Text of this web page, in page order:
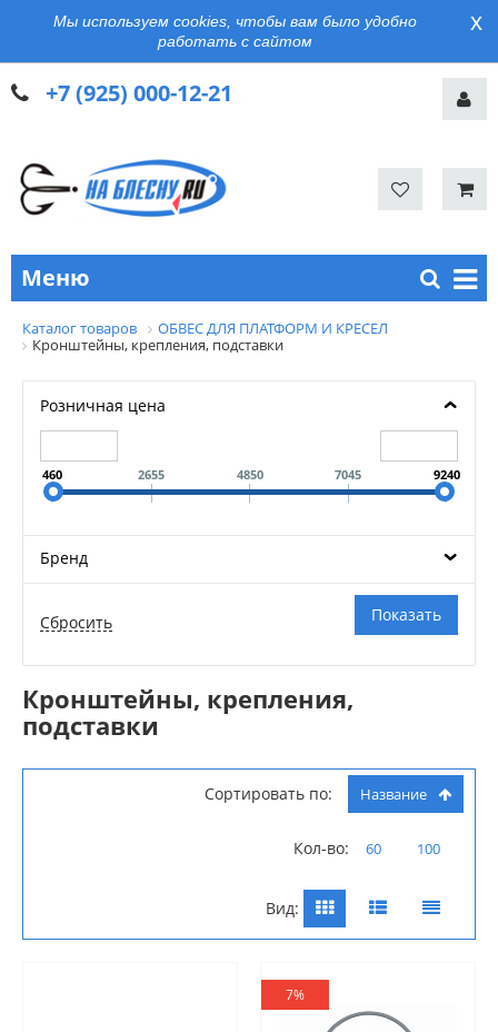
Мы используем cookies, чтобы вам было удобно
работать с сайтом
x
+7 (925) 000-12-21
Меню
Каталог товаров
ОБВЕС ДЛЯ ПЛАТФОРМ И КРЕСЕЛ
Кронштейны, крепления, подставки
Розничная цена
460 2655 4850 7045 9240
Бренд
Кронштейны, крепления,
подставки
Сортировать по: Название
Кол-во: 60 100
Вид:
7%